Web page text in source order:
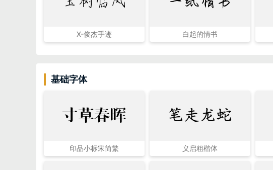
X-俊杰手迹 白起的情书
基础字体
寸草春晖
印品小标宋简繁
笔走龙蛇
义启粗楷体